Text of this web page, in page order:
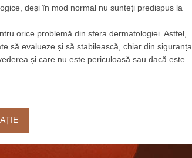
deși în mod normal nu sunteți predispus la
orice problemă din sfera dermatologiei. Astfel,
să evalueze și să stabilească, chiar din siguranța
și care nu este periculoasă sau dacă este